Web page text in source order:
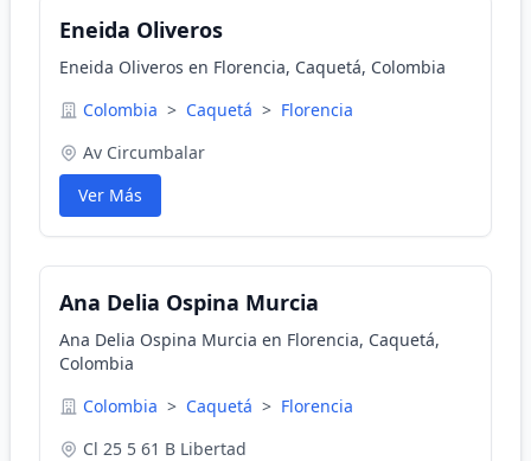
Eneida Oliveros
Eneida Oliveros en Florencia, Caquetá, Colombia
Colombia > Caquetá > Florencia
Av Circumbalar
Ver Más
Ana Delia Ospina Murcia
Ana Delia Ospina Murcia en Florencia, Caquetá,
Colombia
Colombia > Caquetá > Florencia
Cl 25 5 61 B Libertad